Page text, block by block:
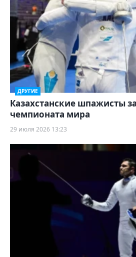
ДРУГИЕ
Казахстанские шпажисты
чемпионата мира
29 июля 2026 13:23